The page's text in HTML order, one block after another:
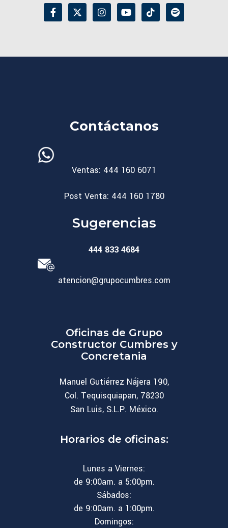
Contáctanos
Ventas: 444 160 6071
Post Venta: 444 160 1780
Sugerencias
444 833 4684
atencion@grupocumbres.com
Oficinas de Grupo
Constructor Cumbres y
Concretania
Manuel Gutiérrez Nájera 190,
Col. Tequisquiapan, 78230
San Luis, S.L.P. México.
Horarios de oficinas:
Lunes a Viernes:
de 9:00am. a 5:00pm.
Sábados:
de 9:00am. a 1:00pm.
Domingos: